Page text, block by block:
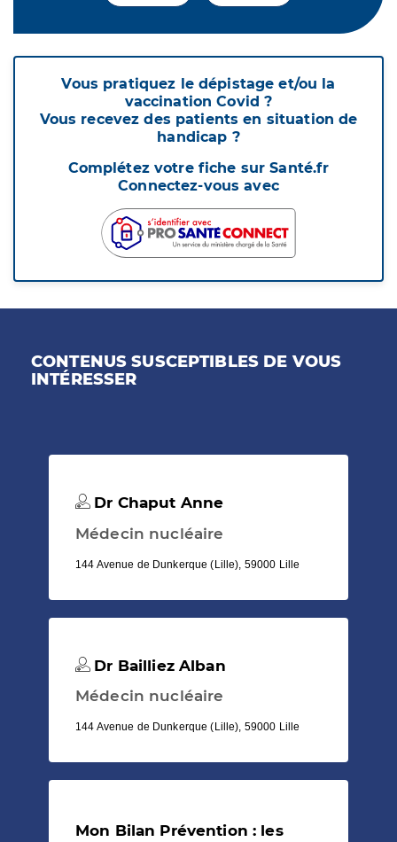
Vous pratiquez le dépistage et/ou la
vaccination Covid ?
Vous recevez des patients en situation de
handicap ?
Complétez votre fiche sur Santé.fr
Connectez-vous avec
CONTENUS SUSCEPTIBLES DE VOUS
INTÉRESSER
Dr Chaput Anne
Médecin nucléaire
144 Avenue de Dunkerque (Lille), 59000 Lille
Dr Bailliez Alban
Médecin nucléaire
144 Avenue de Dunkerque (Lille), 59000 Lille
Mon Bilan Prévention : les